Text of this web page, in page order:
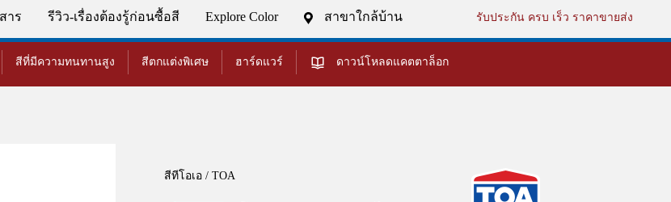
าร รีวิว-เรื่องต้องรู้ก่อนซื้อสี Explore Color สาขาใกล้บ้าน รับประกัน ครบ เร็ว ราคาขายส่ง
สีที่มีความทนทานสูง สีตกแต่งพิเศษ ฮาร์ดแวร์ ดาวน์โหลดแคตตาล็อก
สีทีโอเอ / TOA